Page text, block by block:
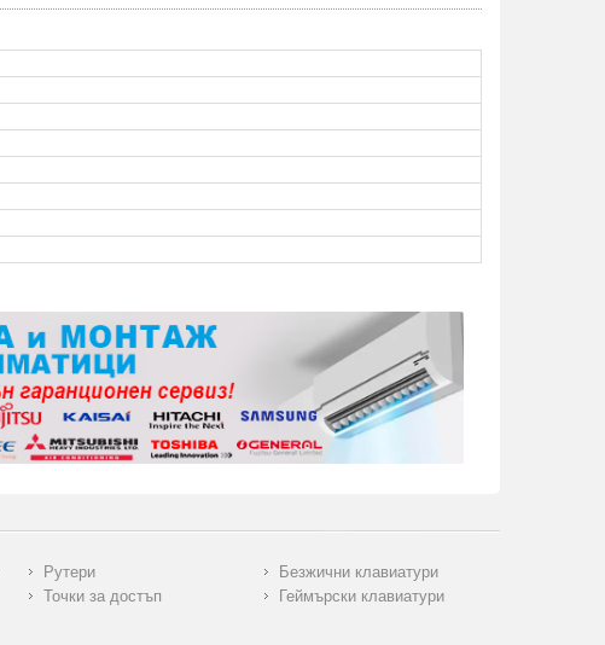
Рутери
Точки за достъп
Безжични клавиатури
Геймърски клавиатури